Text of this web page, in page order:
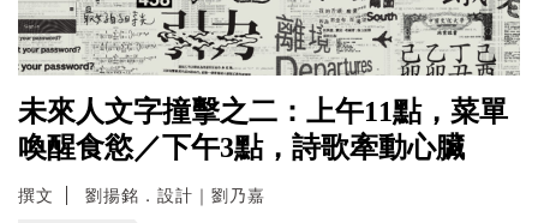
未來人文字撞擊之二：上午11點，菜單
喚醒食慾／下午3點，詩歌牽動心臟
撰文 劉揚銘．設計｜劉乃嘉